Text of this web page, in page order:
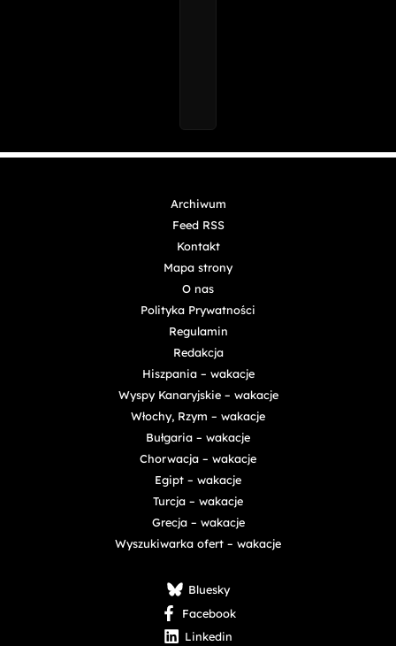
Archiwum
Feed RSS
Kontakt
Mapa strony
O nas
Polityka Prywatności
Regulamin
Redakcja
Hiszpania – wakacje
Wyspy Kanaryjskie – wakacje
Włochy, Rzym – wakacje
Bułgaria – wakacje
Chorwacja – wakacje
Egipt – wakacje
Turcja – wakacje
Grecja – wakacje
Wyszukiwarka ofert – wakacje
Bluesky
Facebook
Linkedin